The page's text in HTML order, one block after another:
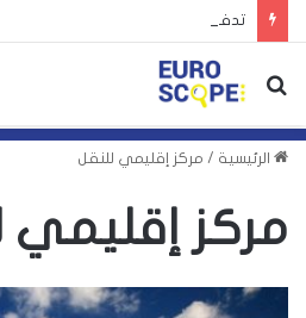
تدفق عشرات آلاف المهاجرين إلى
بحث
الرئيسية / مركز إقليمي للنقل
مركز إقليمي